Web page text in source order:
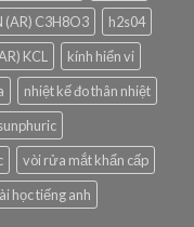
(AR) C3H8O3
h2s04
KCL
kính hiển vi
nhiệt kế đo thân nhiệt
vòi rửa mắt khẩn cấp
học tiếng anh